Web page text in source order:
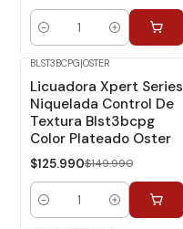
Cantidad
BLST3BCPG OSTER
Licuadora Xpert Series
Niquelada Control De
Textura Blst3bcpg
Color Plateado Oster
$125.990$149.990
Cantidad